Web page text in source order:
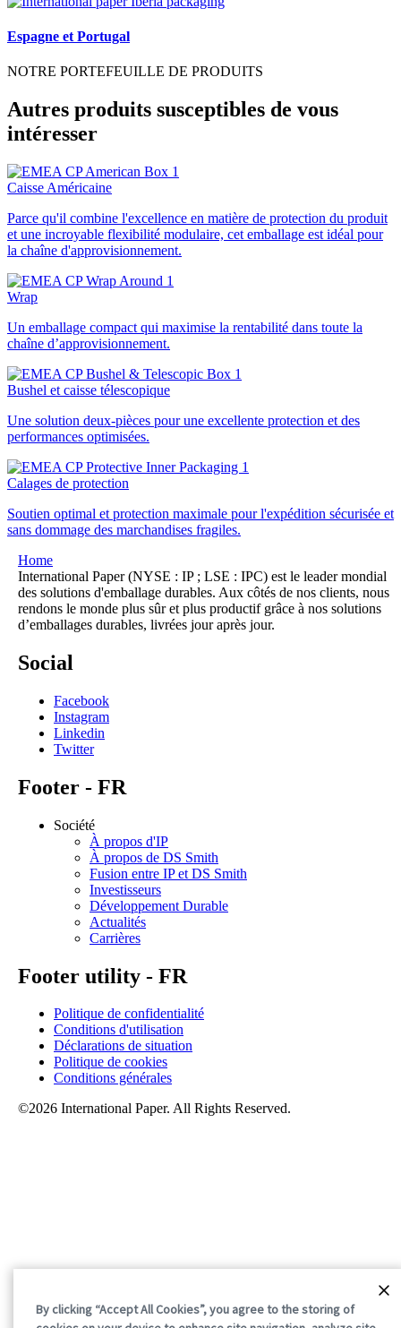
Espagne et Portugal
NOTRE PORTEFEUILLE DE PRODUITS
Autres produits susceptibles de vous
intéresser
Caisse Américaine
Parce qu'il combine l'excellence en matière de protection du produit
et une incroyable flexibilité modulaire, cet emballage est idéal pour
la chaîne d'approvisionnement.
Wrap
Un emballage compact qui maximise la rentabilité dans toute la
chaîne d’approvisionnement.
Bushel et caisse télescopique
Une solution deux-pièces pour une excellente protection et des
performances optimisées.
Calages de protection
Soutien optimal et protection maximale pour l'expédition sécurisée et
sans dommage des marchandises fragiles.
Home
International Paper (NYSE : IP ; LSE : IPC) est le leader mondial
des solutions d'emballage durables. Aux côtés de nos clients, nous
rendons le monde plus sûr et plus productif grâce à nos solutions
d’emballages durables, livrées jour après jour.
Social
Facebook
Instagram
Linkedin
Twitter
Footer - FR
Société
À propos d'IP
À propos de DS Smith
Fusion entre IP et DS Smith
Investisseurs
Développement Durable
Actualités
Carrières
Footer utility - FR
Politique de confidentialité
Conditions d'utilisation
Déclarations de situation
Politique de cookies
Conditions générales
©2026 International Paper. All Rights Reserved.
By clicking “Accept All Cookies”, you agree to the storing of